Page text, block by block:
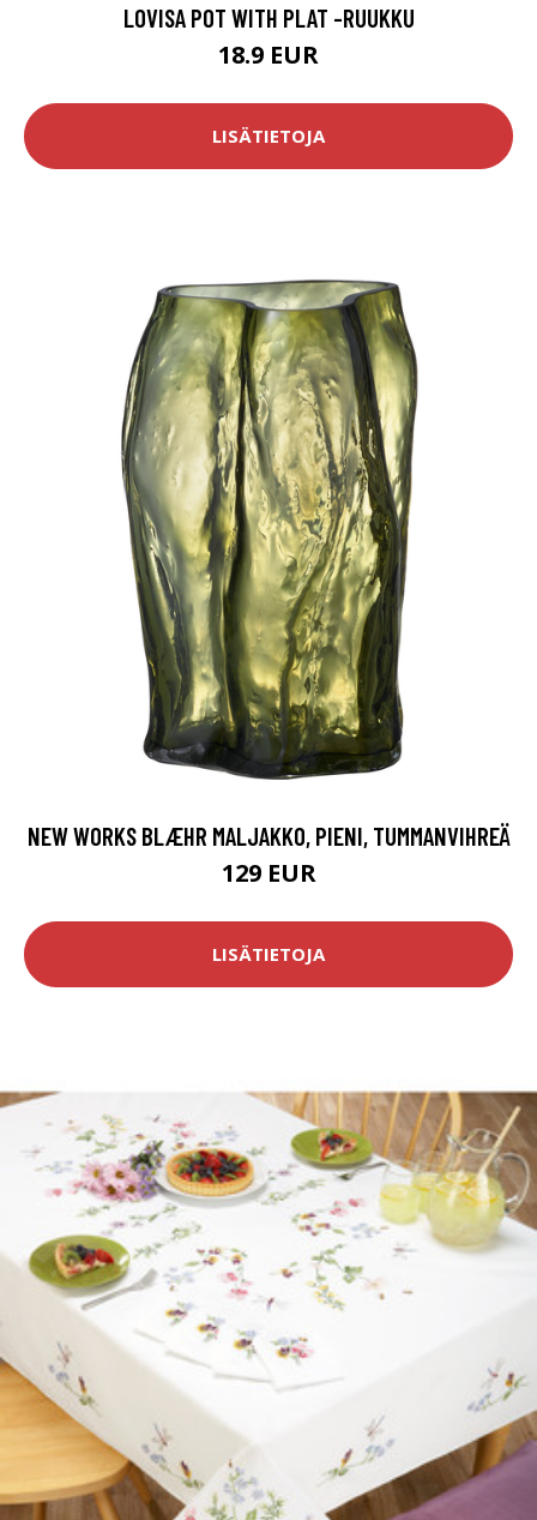
LOVISA POT WITH PLAT -RUUKKU
18.9 EUR
LISÄTIETOJA
NEW WORKS BLÆHR MALJAKKO, PIENI, TUMMANVIHREÄ
129 EUR
LISÄTIETOJA